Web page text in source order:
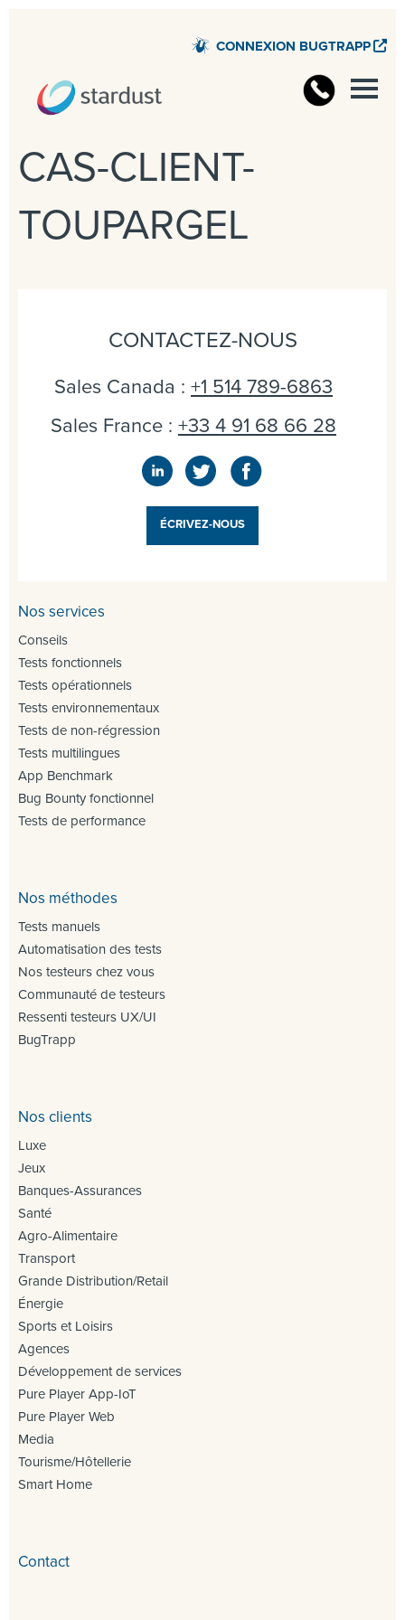
CONNEXION BUGTRAPP
CAS-CLIENT-
TOUPARGEL
CONTACTEZ-NOUS
Sales Canada : +1 514 789-6863
Sales France : +33 4 91 68 66 28
ÉCRIVEZ-NOUS
Nos services
Conseils
Tests fonctionnels
Tests opérationnels
Tests environnementaux
Tests de non-régression
Tests multilingues
App Benchmark
Bug Bounty fonctionnel
Tests de performance
Nos méthodes
Tests manuels
Automatisation des tests
Nos testeurs chez vous
Communauté de testeurs
Ressenti testeurs UX/UI
BugTrapp
Nos clients
Luxe
Jeux
Banques-Assurances
Santé
Agro-Alimentaire
Transport
Grande Distribution/Retail
Énergie
Sports et Loisirs
Agences
Développement de services
Pure Player App-IoT
Pure Player Web
Media
Tourisme/Hôtellerie
Smart Home
Contact